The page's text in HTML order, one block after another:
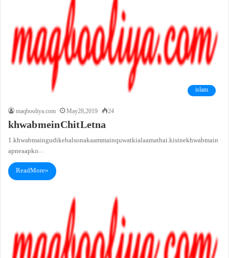
islam
maqbooliya.com
May 28, 2019 24
khwab mein Chit Letna
1. khwab main gudi ke bal sona kaam main quwat ki alaamat hai. kisi ne khwab main
apne aap ko…
Read More »